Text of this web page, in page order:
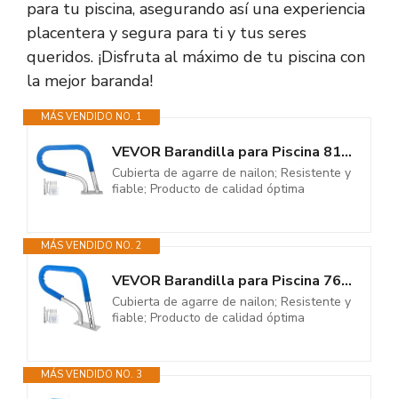
para tu piscina, asegurando así una experiencia
placentera y segura para ti y tus seres
queridos. ¡Disfruta al máximo de tu piscina con
la mejor baranda!
MÁS VENDIDO NO. 1
VEVOR Barandilla para Piscina 81,2 x 58,4 cm Pasamanos de Piscina Acero...
Cubierta de agarre de nailon; Resistente y
fiable; Producto de calidad óptima
MÁS VENDIDO NO. 2
VEVOR Barandilla para Piscina 76,2 x 55,8 cm Pasamanos de Piscina Acero...
Cubierta de agarre de nailon; Resistente y
fiable; Producto de calidad óptima
MÁS VENDIDO NO. 3